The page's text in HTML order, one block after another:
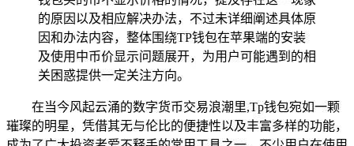
的原因以及相应解决办法，不过未详细阐述具体原
因和办法内容，整体围绕TP钱包在苹果端的安装
及使用中币价显示问题展开，为用户可能遇到的相
关困惑提供一定关注方向。
在当今风起云涌的数字货币交易浪潮里,Tp钱包宛如一颗
璀璨的明星，凭借其无与伦比的便捷性以及丰富多样的功能，